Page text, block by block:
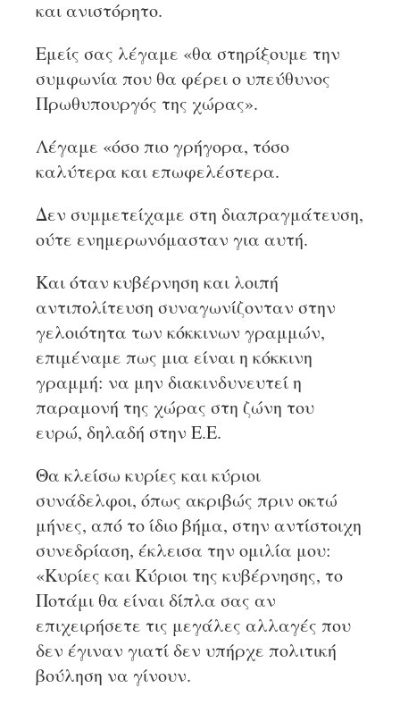
και ανιστόρητο.
Εμείς σας λέγαμε «θα στηρίξουμε την
συμφωνία που θα φέρει ο υπεύθυνος
Πρωθυπουργός της χώρας».
Λέγαμε «όσο πιο γρήγορα, τόσο
καλύτερα και επωφελέστερα.
Δεν συμμετείχαμε στη διαπραγμάτευση,
ούτε ενημερωνόμασταν για αυτή.
Και όταν κυβέρνηση και λοιπή
αντιπολίτευση συναγωνίζονταν στην
γελοιότητα των κόκκινων γραμμών,
επιμέναμε πως μια είναι η κόκκινη
γραμμή: να μην διακινδυνευτεί η
παραμονή της χώρας στη ζώνη του
ευρώ, δηλαδή στην Ε.Ε.
Θα κλείσω κυρίες και κύριοι
συνάδελφοι, όπως ακριβώς πριν οκτώ
μήνες, από το ίδιο βήμα, στην αντίστοιχη
συνεδρίαση, έκλεισα την ομιλία μου:
«Κυρίες και Κύριοι της κυβέρνησης, το
Ποτάμι θα είναι δίπλα σας αν
επιχειρήσετε τις μεγάλες αλλαγές που
δεν έγιναν γιατί δεν υπήρχε πολιτική
βούληση να γίνουν.